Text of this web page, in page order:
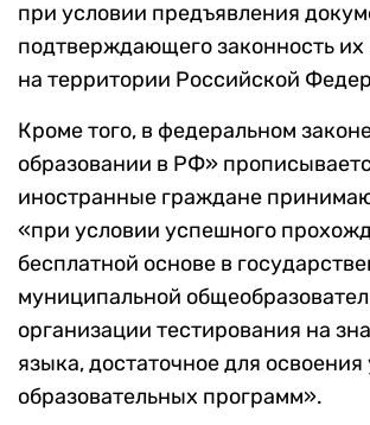
при условии предъявления
подтверждающего законность
на территории Российской
Кроме того, в федеральном
образовании в РФ»
иностранные граждане
«при условии успешного
бесплатной основе в
муниципальной
организации тестирования на
языка, достаточное для
образовательных программ».